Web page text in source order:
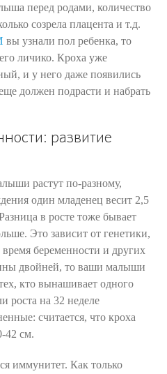
перед родами, количество
созрела плацента и т.д.
вы узнали пол ребенка, то
личико. Кроха уже
и у него даже появились
должен подрасти и набрать
развитие
растут по-разному,
один младенец весит 2,5
в росте тоже бывает
Это зависит от генетики,
беременности и других
двойней, то ваши малыши
кто вынашивает одного
роста на 32 неделе
считается, что кроха
42 см.
иммунитет. Как только